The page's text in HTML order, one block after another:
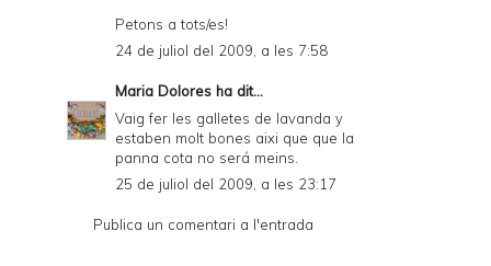
Petons a tots/es!
24 de juliol del 2009, a les 7:58
Maria Dolores ha dit...
Vaig fer les galletes de lavanda y
estaben molt bones aixi que que la
panna cota no será meins.
25 de juliol del 2009, a les 23:17
Publica un comentari a l'entrada